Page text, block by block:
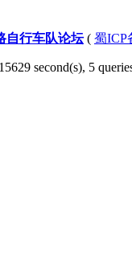
自行车队论坛( 蜀ICP
second(s), 5